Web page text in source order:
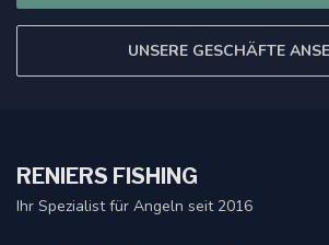
UNSERE GESCHÄFTE
RENIERS FISHING
Ihr Spezialist für Angeln seit 2016